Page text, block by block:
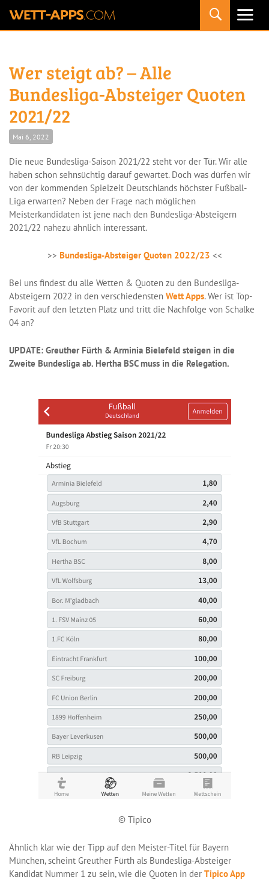
Wer steigt ab? – Alle
Bundesliga-Absteiger Quoten
2021/22
Mai 6, 2022
Die neue Bundesliga-Saison 2021/22 steht vor der Tür. Wir alle
haben schon sehnsüchtig darauf gewartet. Doch was dürfen wir
von der kommenden Spielzeit Deutschlands höchster Fußball-
Liga erwarten? Neben der Frage nach möglichen
Meisterkandidaten ist jene nach den Bundesliga-Absteigern
2021/22 nahezu ähnlich interessant.
>> Bundesliga-Absteiger Quoten 2022/23 <<
Bei uns findest du alle Wetten & Quoten zu den Bundesliga-
Absteigern 2022 in den verschiedensten Wett Apps. Wer ist Top-
Favorit auf den letzten Platz und tritt die Nachfolge von Schalke
04 an?
UPDATE: Greuther Fürth & Arminia Bielefeld steigen in die
Zweite Bundesliga ab. Hertha BSC muss in die Relegation.
© Tipico
Ähnlich klar wie der Tipp auf den Meister-Titel für Bayern
München, scheint Greuther Fürth als Bundesliga-Absteiger
Kandidat Nummer 1 zu sein, wie die Quoten in der Tipico App